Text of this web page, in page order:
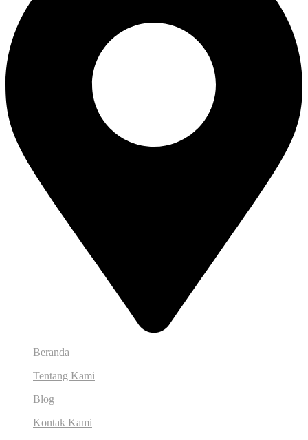
Beranda
Tentang Kami
Blog
Kontak Kami